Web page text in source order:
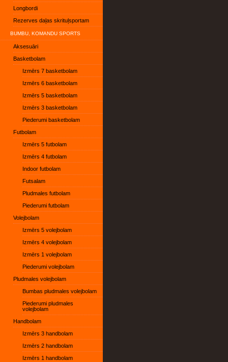
Longbordi
Rezerves daļas skrituļsportam
BUMBU, KOMANDU SPORTS
Aksesuāri
Basketbolam
Izmērs 7 basketbolam
Izmērs 6 basketbolam
Izmērs 5 basketbolam
Izmērs 3 basketbolam
Piederumi basketbolam
Futbolam
Izmērs 5 futbolam
Izmērs 4 futbolam
Indoor futbolam
Futsalam
Pludmales futbolam
Piederumi futbolam
Volejbolam
Izmērs 5 volejbolam
Izmērs 4 volejbolam
Izmērs 1 volejbolam
Piederumi volejbolam
Pludmales volejbolam
Bumbas pludmales volejbolam
Piederumi pludmales
volejbolam
Handbolam
Izmērs 3 handbolam
Izmērs 2 handbolam
Izmērs 1 handbolam